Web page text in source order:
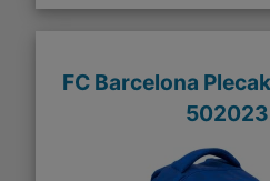
FC Barcelona